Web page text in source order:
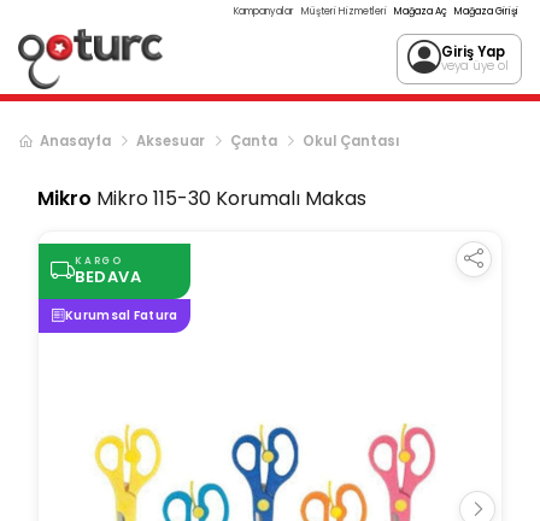
Kampanyalar Müşteri Hizmetleri Mağaza Aç Mağaza Girişi
Giriş Yap
veya üye ol
Anasayfa Aksesuar Çanta Okul Çantası
Mikro Mikro 115-30 Korumalı Makas
KARGO
BEDAVA
Kurumsal Fatura